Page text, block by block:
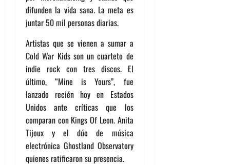
difunden la vida sana. La meta es
juntar 50 mil personas diarias.
Artistas que se vienen a sumar a
Cold War Kids son un cuarteto de
indie rock con tres discos. El
último, “Mine is Yours”, fue
lanzado recién hoy en Estados
Unidos ante críticas que los
comparan con Kings Of Leon. Anita
Tijoux y el dúo de música
electrónica Ghostland Observatory
quienes ratificaron su presencia.